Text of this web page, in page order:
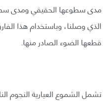
مدى سطوعها الحقيقي ومدى
الذي وصلنا، وباستخدام هذا
قطعها الضوء الصادر منها.
تشمل الشموع العيارية النجوم